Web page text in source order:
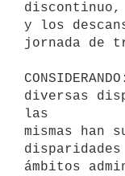
y los
jornada de
diversas
las
mismas han
ámbitos